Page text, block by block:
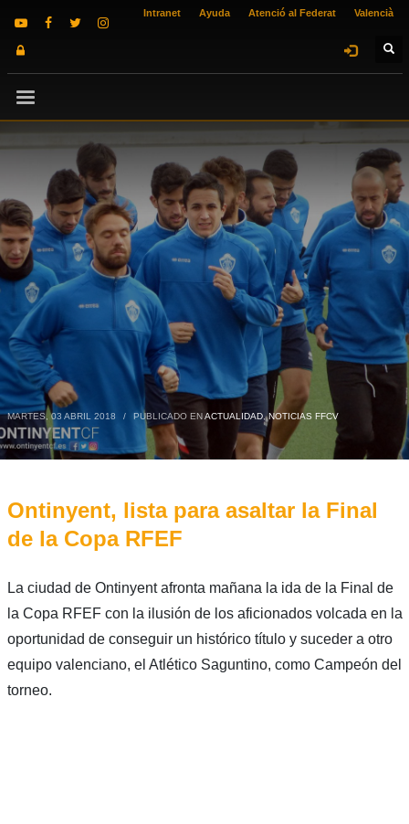
Intranet Ayuda Atenció al Federat Valencià
MARTES, 03 ABRIL 2018 / PUBLICADO ENACTUALIDAD,NOTICIAS FFCV
Ontinyent, lista para asaltar la Final
de la Copa RFEF
La ciudad de Ontinyent afronta mañana la ida de la Final de
la Copa RFEF con la ilusión de los aficionados volcada en la
oportunidad de conseguir un histórico título y suceder a otro
equipo valenciano, el Atlético Saguntino, como Campeón del
torneo.